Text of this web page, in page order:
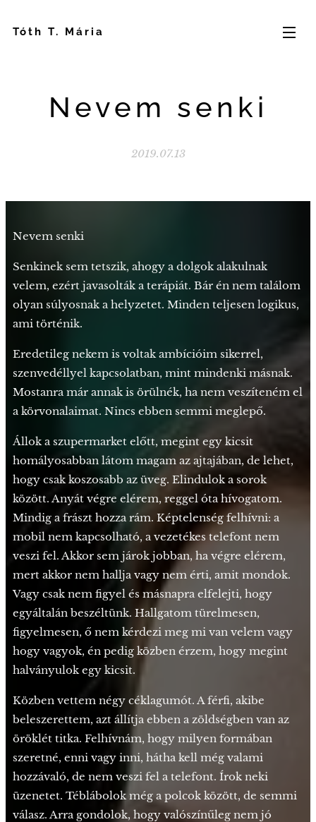
Tóth T. Mária
Nevem senki
2019.07.13
Nevem senki
Senkinek sem tetszik, ahogy a dolgok alakulnak
velem, ezért javasolták a terápiát. Bár én nem találom
olyan súlyosnak a helyzetet. Minden teljesen logikus,
ami történik.
Eredetileg nekem is voltak ambícióim sikerrel,
szenvedéllyel kapcsolatban, mint mindenki másnak.
Mostanra már annak is örülnék, ha nem veszíteném el
a körvonalaimat. Nincs ebben semmi meglepő.
Állok a szupermarket előtt, megint egy kicsit
homályosabban látom magam az ajtajában, de lehet,
hogy csak koszosabb az üveg. Elindulok a sorok
között. Anyát végre elérem, reggel óta hívogatom.
Mindig a frászt hozza rám. Képtelenség felhívni: a
mobil nem kapcsolható, a vezetékes telefont nem
veszi fel. Akkor sem járok jobban, ha végre elérem,
mert akkor nem hallja vagy nem érti, amit mondok.
Vagy csak nem figyel és másnapra elfelejti, hogy
egyáltalán beszéltünk. Hallgatom türelmesen,
figyelmesen, ő nem kérdezi meg mi van velem vagy
hogy vagyok, én pedig közben érzem, hogy megint
halványulok egy kicsit.
Közben vettem négy céklagumót. A férfi, akibe
beleszerettem, azt állítja ebben a zöldségben van az
öröklét titka. Felhívnám, hogy milyen formában
szeretné, enni vagy inni, hátha kell még valami
hozzávaló, de nem veszi fel a telefont. Írok neki
üzenetet. Téblábolok még a polcok között, de semmi
válasz. Arra gondolok, hogy valószínűleg nem jó